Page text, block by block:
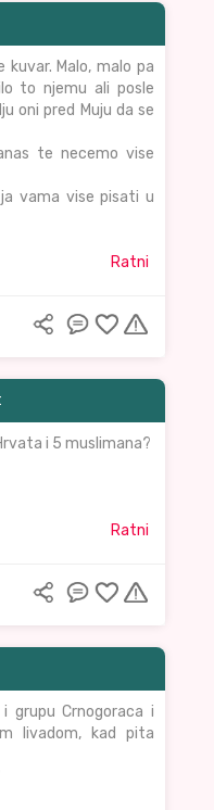
kuvar. Malo, malo pa
to njemu ali posle
oni pred Muju da se
te necemo vise
vama vise pisati u
Ratni
i 5 muslimana?
Ratni
grupu Crnogoraca i
livadom, kad pita